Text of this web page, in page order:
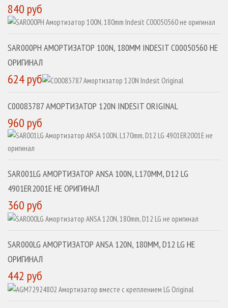
840 руб
SAR000PH АМОРТИЗАТОР 100N, 180MM INDESIT C00050560 НЕ
ОРИГИНАЛ
624 руб
C00083787 АМОРТИЗАТОР 120N INDESIT ORIGINAL
960 руб
SAR001LG АМОРТИЗАТОР ANSA 100N, L170MM, D12 LG
4901ER2001E НЕ ОРИГИНАЛ
360 руб
SAR000LG АМОРТИЗАТОР ANSA 120N, 180MM, D12 LG НЕ
ОРИГИНАЛ
442 руб